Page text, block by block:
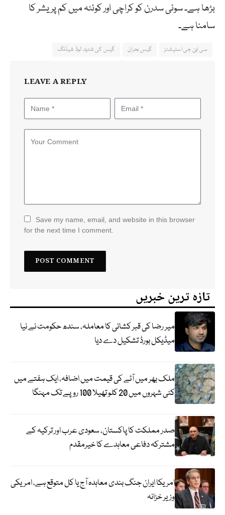
بڑھا ہے۔ سوئی سدرن کو کراچی اور کوئٹہ میں کم پریشر کا
سامنا ہے۔
سی این جی اسٹیشنز گیس بحران گیس کی شدید لوڈ شیڈنگ
LEAVE A REPLY
Save my name, email, and website in this browser
for the next time I comment.
تازہ ترین خبریں
میر رضا کی قبر کشائی کا معاملہ، سندھ حکومت نے نیا
میڈیکل بورڈ تشکیل دے دیا
ملک بھر میں آٹے کی قیمت میں اضافہ، ایک ہفتے میں
کئی شہروں میں 20 کلو تھیلا 100 روپے تک مہنگا
صدر مملکت کا پاکستان، سعودی عرب اور ترکیہ کے
مشترکہ دفاعی معاہدے کا خیرمقدم
امریکا ایران جنگ بندی معاہدہ آج یا کل متوقع ہے، امریکی
وزیر خزانہ